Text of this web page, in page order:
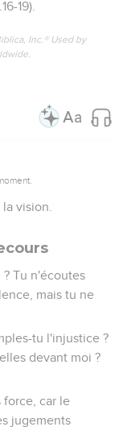
19).
Inc.® Used by
vision.
Tu n'écoutes
mais tu ne
tu l'injustice ?
devant moi ?
force, car le
jugements